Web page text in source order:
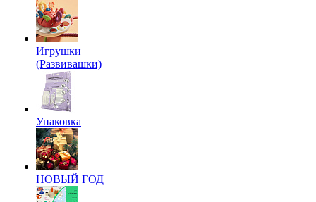
Игрушки
(Развивашки)
Упаковка
НОВЫЙ ГОД